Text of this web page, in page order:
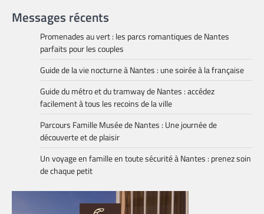
Messages récents
Promenades au vert : les parcs romantiques de Nantes
parfaits pour les couples
Guide de la vie nocturne à Nantes : une soirée à la française
Guide du métro et du tramway de Nantes : accédez
facilement à tous les recoins de la ville
Parcours Famille Musée de Nantes : Une journée de
découverte et de plaisir
Un voyage en famille en toute sécurité à Nantes : prenez soin
de chaque petit